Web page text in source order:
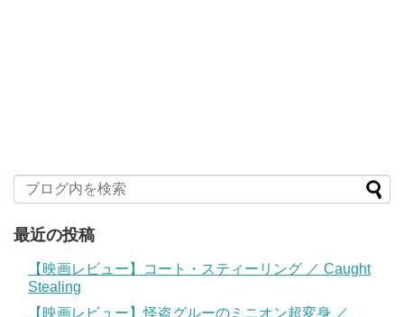
最近の投稿
【映画レビュー】コート・スティーリング ／ Caught
Stealing
【映画レビュー】怪盗グルーのミニオン超変身 ／